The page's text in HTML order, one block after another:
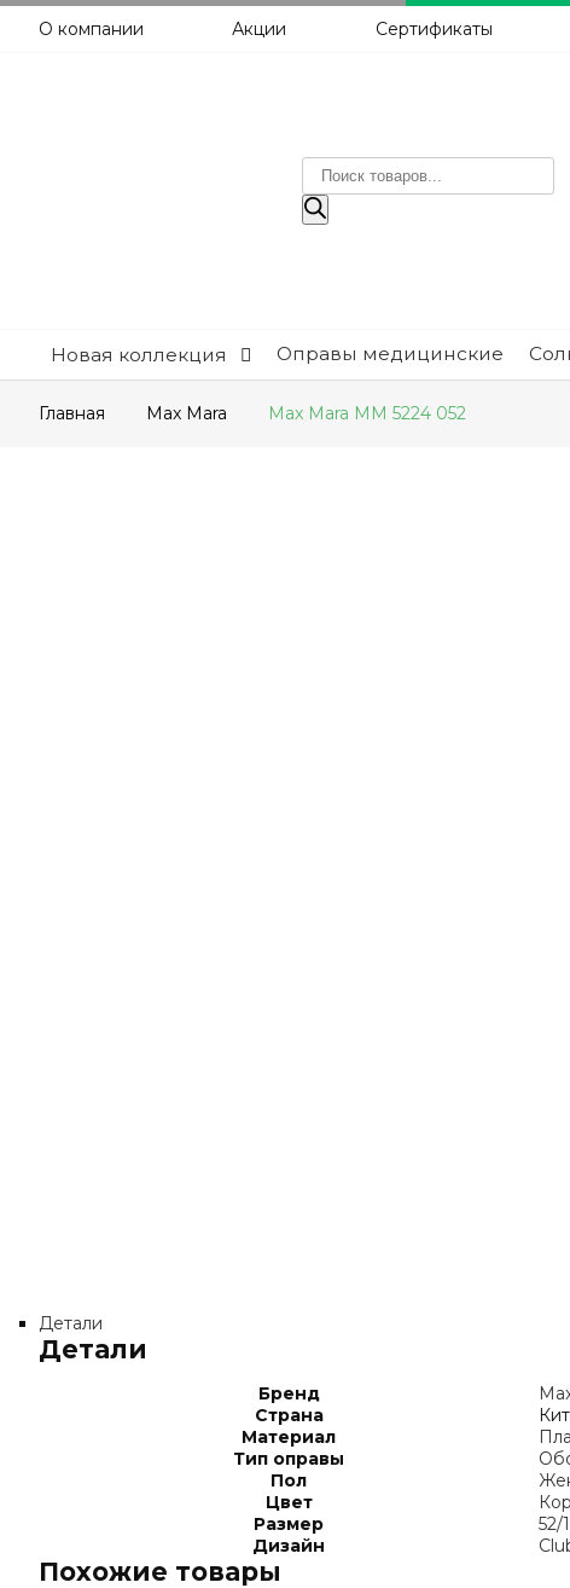
О компании Акции Сертификаты
Поиск
товаров
Новая коллекция Оправы медицинские
Главная Max Mara Max Mara MM 5224 052
Детали
Детали
Бренд
Страна
Материал
Тип оправы
Пол
Цвет
Размер
52/
Дизайн
Похожие товары